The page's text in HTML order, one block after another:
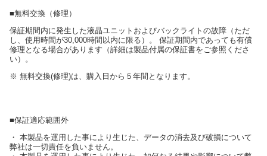
■無料交換（修理）
保証期間内に発生した液晶ユニットおよびバックライトの故障（ただ
し、使用時間が30,000時間以内に限る）。 保証期間内であっても有償
修理となる場合があります（詳細は製品付属の保証書をご参照くださ
い）。
※ 無料交換(修理)は、購入日から５年間となります。
■保証適応範囲外
・ 本製品を運用した事により生じた、データの消去及び破損について
弊社は一切責任を負いません。